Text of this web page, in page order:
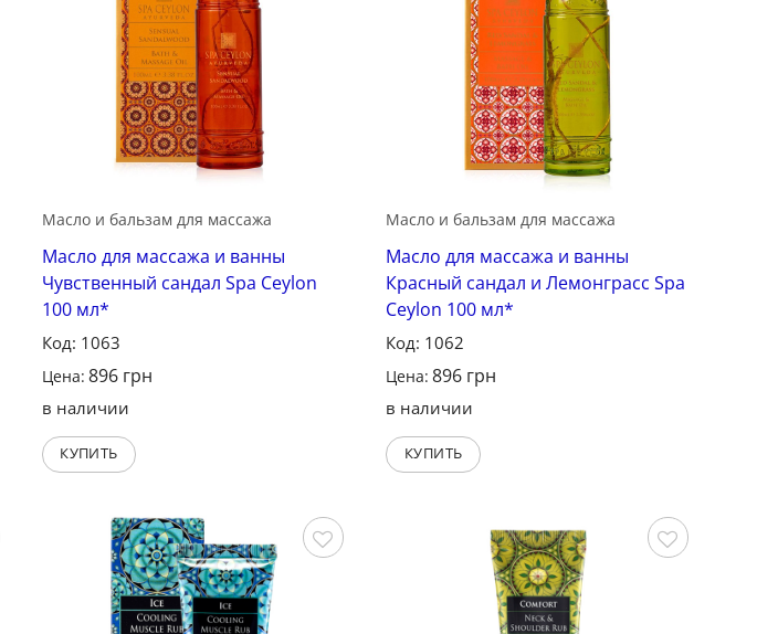
Масло и бальзам для массажа
Масло для массажа и ванны
Чувственный сандал Spa Ceylon
100 мл*
Код: 1063
Цена: 896 грн
в наличии
КУПИТЬ
Масло и бальзам для массажа
Масло для массажа и ванны
Красный сандал и Лемонграсс Spa
Ceylon 100 мл*
Код: 1062
Цена: 896 грн
в наличии
КУПИТЬ
Сохранить